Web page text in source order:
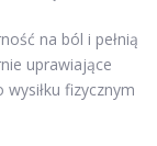
na ból i pełnią
uprawiające
fizycznym